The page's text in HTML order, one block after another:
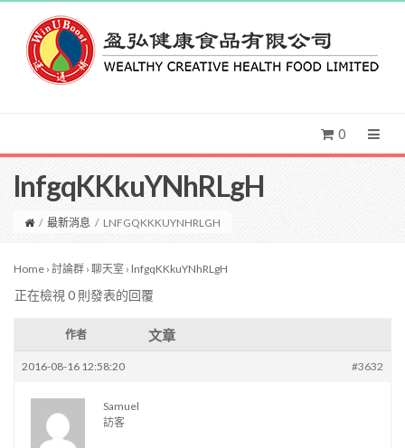
0
lnfgqKKkuYNhRLgH
/ 最新消息 / LNFGQKKKUYNHRLGH
Home › 討論群 › 聊天室 › lnfgqKKkuYNhRLgH
正在檢視 0 則發表的回覆
作者 文章
2016-08-16 12:58:20 #3632
Samuel
訪客